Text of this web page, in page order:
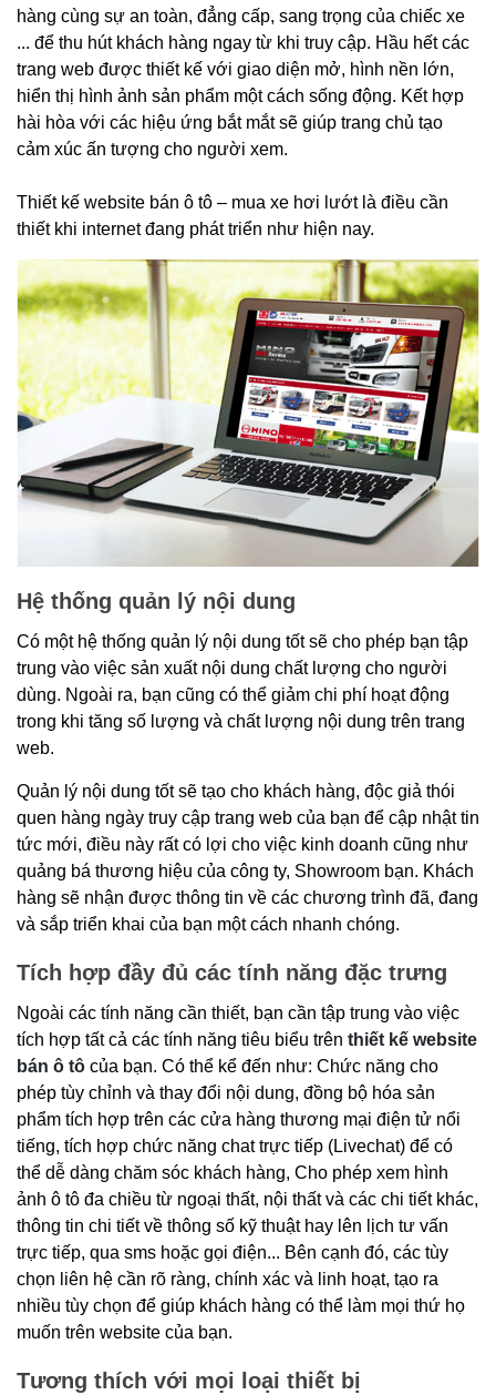
hàng cùng sự an toàn, đẳng cấp, sang trọng của chiếc xe
... để thu hút khách hàng ngay từ khi truy cập. Hầu hết các
trang web được thiết kế với giao diện mở, hình nền lớn,
hiển thị hình ảnh sản phẩm một cách sống động. Kết hợp
hài hòa với các hiệu ứng bắt mắt sẽ giúp trang chủ tạo
cảm xúc ấn tượng cho người xem.
Thiết kế website bán ô tô – mua xe hơi lướt là điều cần
thiết khi internet đang phát triển như hiện nay.
Hệ thống quản lý nội dung
Có một hệ thống quản lý nội dung tốt sẽ cho phép bạn tập
trung vào việc sản xuất nội dung chất lượng cho người
dùng. Ngoài ra, bạn cũng có thể giảm chi phí hoạt động
trong khi tăng số lượng và chất lượng nội dung trên trang
web.
Quản lý nội dung tốt sẽ tạo cho khách hàng, độc giả thói
quen hàng ngày truy cập trang web của bạn để cập nhật tin
tức mới, điều này rất có lợi cho việc kinh doanh cũng như
quảng bá thương hiệu của công ty, Showroom bạn. Khách
hàng sẽ nhận được thông tin về các chương trình đã, đang
và sắp triển khai của bạn một cách nhanh chóng.
Tích hợp đầy đủ các tính năng đặc trưng
Ngoài các tính năng cần thiết, bạn cần tập trung vào việc
tích hợp tất cả các tính năng tiêu biểu trên thiết kế website
bán ô tô của bạn. Có thể kể đến như: Chức năng cho
phép tùy chỉnh và thay đổi nội dung, đồng bộ hóa sản
phẩm tích hợp trên các cửa hàng thương mại điện tử nổi
tiếng, tích hợp chức năng chat trực tiếp (Livechat) để có
thể dễ dàng chăm sóc khách hàng, Cho phép xem hình
ảnh ô tô đa chiều từ ngoại thất, nội thất và các chi tiết khác,
thông tin chi tiết về thông số kỹ thuật hay lên lịch tư vấn
trực tiếp, qua sms hoặc gọi điện... Bên cạnh đó, các tùy
chọn liên hệ cần rõ ràng, chính xác và linh hoạt, tạo ra
nhiều tùy chọn để giúp khách hàng có thể làm mọi thứ họ
muốn trên website của bạn.
Tương thích với mọi loại thiết bị